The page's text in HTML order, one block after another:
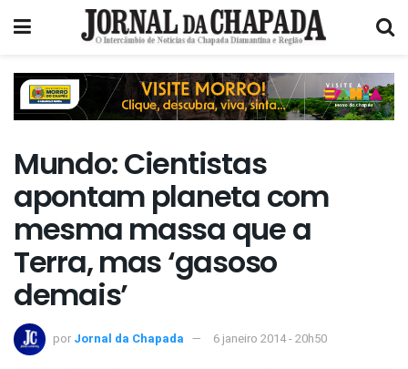
Mundo: Cientistas
apontam planeta com
mesma massa que a
Terra, mas ‘gasoso
demais’
por Jornal da Chapada 6 janeiro 2014 - 20h50